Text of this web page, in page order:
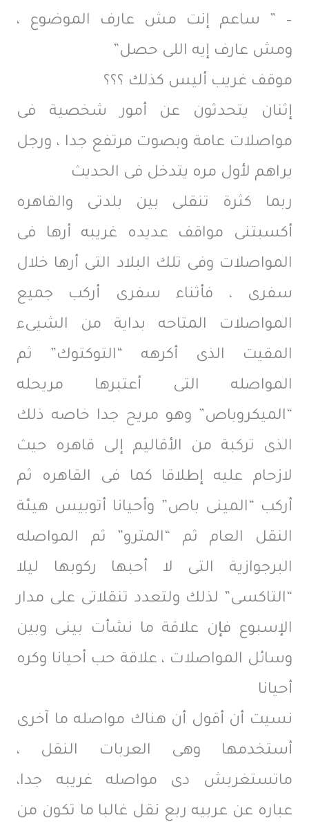
– ” ساعم إنت مش عارف الموضوع ،
ومش عارف إيه اللى حصل”
موقف غريب أليس كذلك ؟؟؟
إثنان يتحدثون عن أمور شخصية فى
مواصلات عامة وبصوت مرتفع جدا ، ورجل
يراهم لأول مره يتدخل فى الحديث
ربما كثرة تنقلى بين بلدتى والقاهره
أكسبتنى مواقف عديده غريبه أرها فى
المواصلات وفى تلك البلاد التى أرها خلال
سفرى ، فأثناء سفرى أركب جميع
المواصلات المتاحه بداية من الشيىء
المقيت الذى أكرهه “التوكتوك” ثم
المواصله التى أعتبرها مريحله
“الميكروباص” وهو مريح جدا خاصه ذلك
الذى تركبة من الأقاليم إلى قاهره حيث
لازحام عليه إطلاقا كما فى القاهره ثم
أركب “المينى باص” وأحيانا أتوبيس هيئة
النقل العام ثم “المترو” ثم المواصله
البرجوازية التى لا أحبها ركوبها ليلا
“التاكسى” لذلك ولتعدد تنقلاتى على مدار
الإسبوع فإن علاقة ما نشأت بينى وبين
وسائل المواصلات ، علاقة حب أحيانا وكره
أحيانا
نسيت أن أقول أن هناك مواصله ما آخرى
أستخدمها وهى العربات النقل ،
ماتستغربش دى مواصله غريبه جدا،
عباره عن عربيه ربع نقل غالبا ما تكون من